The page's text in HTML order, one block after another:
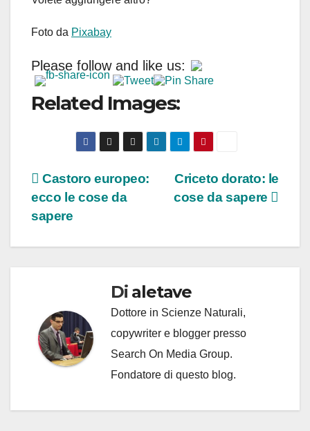
Foto da Pixabay
Please follow and like us:
Related Images:
Navigazione
articoli
Criceto dorato: le
cose da sapere
Castoro europeo:
ecco le cose da
sapere
Di aletave
Dottore in Scienze Naturali,
copywriter e blogger presso
Search On Media Group.
Fondatore di questo blog.